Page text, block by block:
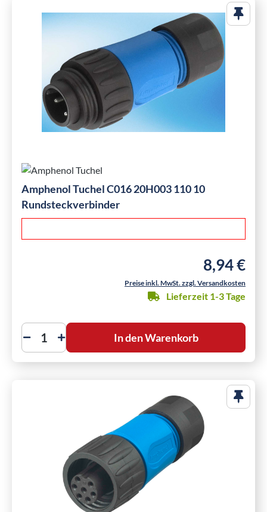
Amphenol Tuchel C016 20H003 110 10
Rundsteckverbinder
Regulärer
8,94 €
Preise inkl. MwSt. zzgl. Versandkosten
Lieferzeit 1-3 Tage
In den Warenkorb